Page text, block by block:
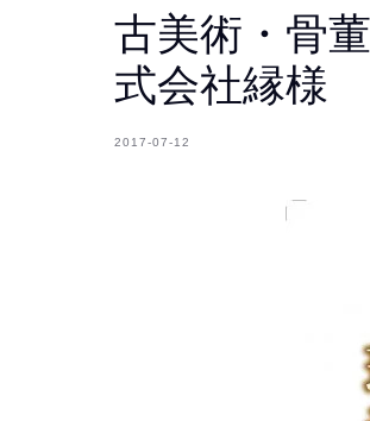
古美術・骨
式会社縁様
2017-07-12